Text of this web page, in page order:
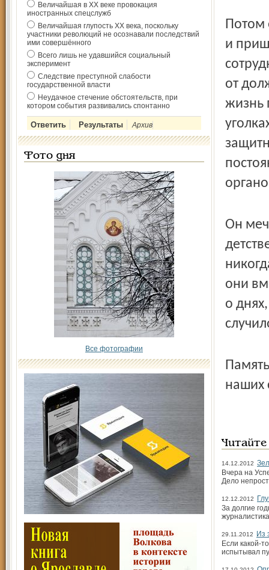
Величайшая в ХХ веке провокация
иностранных спецслужб
Величайшая глупость ХХ века, поскольку
участники революций не осознавали последствий
ими совершённого
Всего лишь не удавшийся социальный
эксперимент
Следствие преступной слабости
государственной власти
Неудачное стечение обстоятельств, при
котором события развивались спонтанно
Архив
Фото дня
Все фотографии
Потом
и
от
жизнь
Он
они
о
наших
14.12.2012
Вчера на
Дело
12.12.2012
За долгие
29.11.2012
Из
Если какой-
испытывал